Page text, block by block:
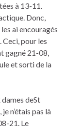
à 13-11.
Donc,
ai encouragés
Ceci, pour les
gagné 21-08,
et sorti de la
deSt
n’étais pas là
21. Le